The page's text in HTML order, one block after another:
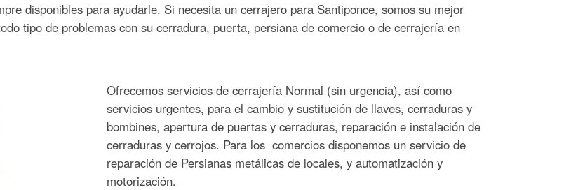
disponibles para ayudarle. Si necesita un cerrajero para Santiponce, somos su mejor
tipo de problemas con su cerradura, puerta, persiana de comercio o de cerrajería en
Ofrecemos servicios de cerrajería Normal (sin urgencia), así como
servicios urgentes, para el cambio y sustitución de llaves, cerraduras y
bombines, apertura de puertas y cerraduras, reparación e instalación de
cerraduras y cerrojos. Para los comercios disponemos un servicio de
reparación de Persianas metálicas de locales, y automatización y
motorización.